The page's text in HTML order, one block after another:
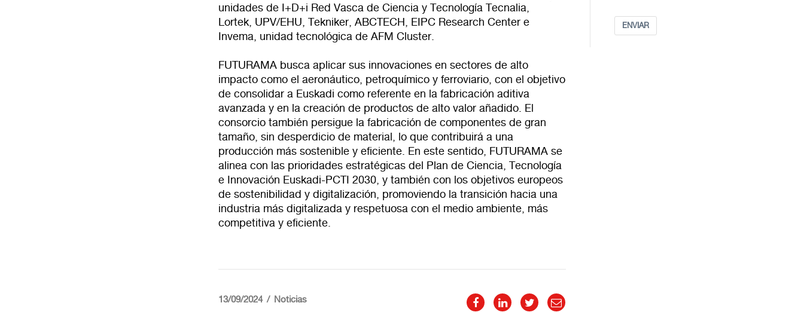
unidades de I+D+i Red Vasca de Ciencia y Tecnología Tecnalia,
Lortek, UPV/EHU, Tekniker, ABCTECH, EIPC Research Center e
Invema, unidad tecnológica de AFM Cluster.
FUTURAMA busca aplicar sus innovaciones en sectores de alto
impacto como el aeronáutico, petroquímico y ferroviario, con el objetivo
de consolidar a Euskadi como referente en la fabricación aditiva
avanzada y en la creación de productos de alto valor añadido. El
consorcio también persigue la fabricación de componentes de gran
tamaño, sin desperdicio de material, lo que contribuirá a una
producción más sostenible y eficiente. En este sentido, FUTURAMA se
alinea con las prioridades estratégicas del Plan de Ciencia, Tecnología
e Innovación Euskadi-PCTI 2030, y también con los objetivos europeos
de sostenibilidad y digitalización, promoviendo la transición hacia una
industria más digitalizada y respetuosa con el medio ambiente, más
competitiva y eficiente.
13/09/2024 Noticias
ENVIAR